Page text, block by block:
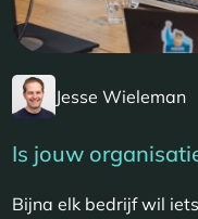
Jesse Wieleman
Is jouw
Bijna elk bedrijf wil